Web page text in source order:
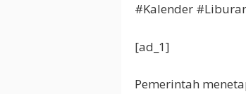
#Kalender
[ad_1]
Pemerintah